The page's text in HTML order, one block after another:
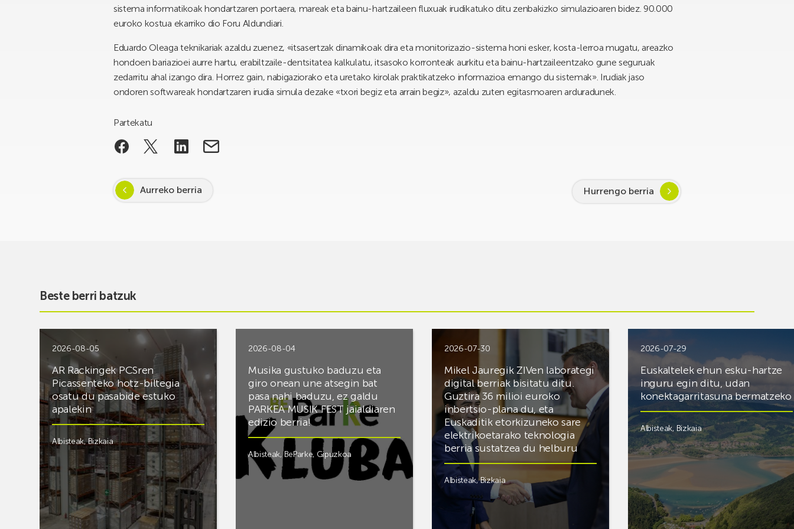
sistema informatikoak hondartzaren portaera, mareak eta bainu-hartzaileen fluxuak irudikatuko ditu zenbakizko simulazioaren bidez. 90.000
euroko kostua ekarriko dio Foru Aldundiari.
Eduardo Oleaga teknikariak azaldu zuenez, «itsasertzak dinamikoak dira eta monitorizazio-sistema honi esker, kosta-lerroa mugatu, areazko
hondoen bariazioei aurre hartu, erabiltzaile-dentsitatea kalkulatu, itsasoko korronteak aurkitu eta bainu-hartzaileentzako gune seguruak
zedarritu ahal izango dira. Horrez gain, nabigaziorako eta uretako kirolak praktikatzeko informazioa emango du sistemak». Irudiak jaso
ondoren softwareak hondartzaren irudia simula dezake «txori begiz eta arrain begiz», azaldu zuten egitasmoaren arduradunek.
Partekatu
Aurreko berria Hurrengo berria
Beste berri batzuk
2026-08-05
AR Rackingek PCSren
Picassenteko hotz-biltegia
osatu du pasabide estuko
apalekin
Albisteak,Bizkaia
2026-08-04
Musika gustuko baduzu eta
giro onean une atsegin bat
pasa nahi baduzu, ez galdu
PARKEA MUSIK FEST jaialdiaren
edizio berria!
Albisteak,BeParke, Gipuzkoa
2026-07-30
Mikel Jauregik ZIVen laborategi
digital berriak bisitatu ditu.
Guztira 36 milioi euroko
inbertsio-plana du, eta
Euskaditik etorkizuneko sare
elektrikoetarako teknologia
berria sustatzea du helburu
Albisteak,Bizkaia
2026-07-29
Euskaltelek ehun esku-hartze
inguru egin ditu, udan
konektagarritasuna bermatzeko
Albisteak, Bizkaia